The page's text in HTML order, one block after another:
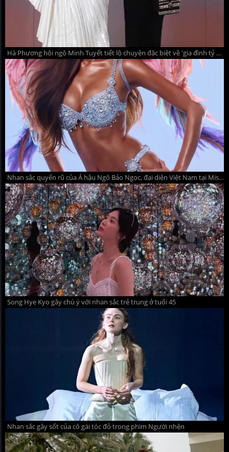
Hà Phương hội ngộ Minh Tuyết tiết lộ chuyện đặc biệt về 'gia đình tỷ phú' của cô
Nhan sắc quyến rũ của Á hậu Ngô Bảo Ngọc, đại diện Việt Nam tại Miss Grand International All Stars
Song Hye Kyo gây chú ý với nhan sắc trẻ trung ở tuổi 45
Nhan sắc gây sốt của cô gái tóc đỏ trong phim Người nhện